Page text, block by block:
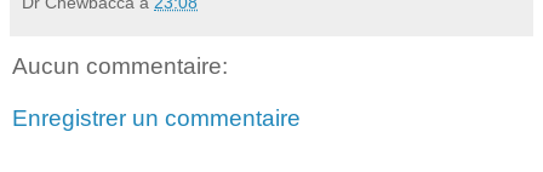
Aucun commentaire:
Enregistrer un commentaire